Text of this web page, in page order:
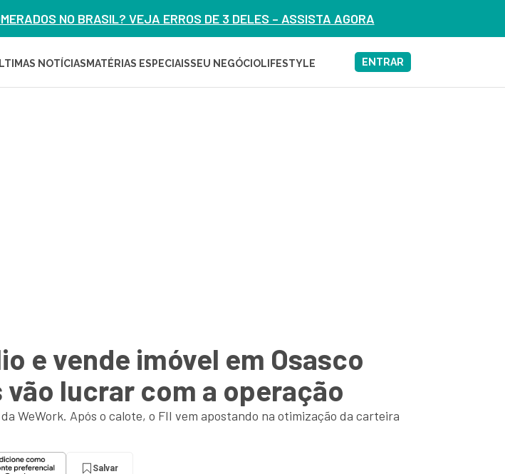
NO BRASIL? VEJA ERROS DE 3 DELES – ASSISTA AGORA
NOTÍCIAS MATÉRIAS ESPECIAISSEU NEGÓCIOLIFESTYLE ENTRAR
e vende imóvel em Osasco
lucrar com a operação
WeWork. Após o calote, o FII vem apostando na otimização da carteira
Salvar